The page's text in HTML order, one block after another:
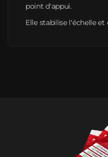
point d'appui.
Elle stabilise l'échelle